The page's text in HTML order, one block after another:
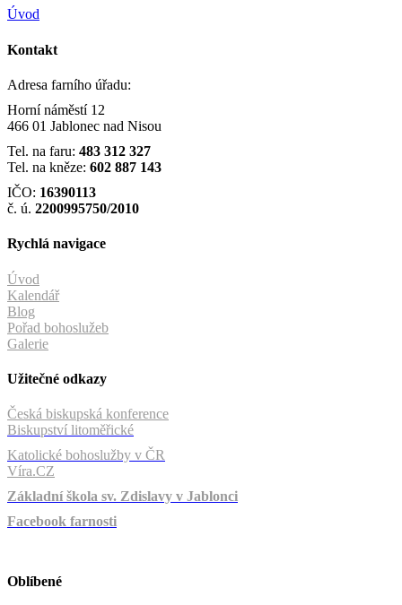
Úvod
Kontakt
Adresa farního úřadu:
Horní náměstí 12
466 01 Jablonec nad Nisou
Tel. na faru: 483 312 327
Tel. na kněze: 602 887 143
IČO: 16390113
č. ú. 2200995750/2010
Rychlá navigace
Úvod
Kalendář
Blog
Pořad bohoslužeb
Galerie
Užitečné odkazy
Česká biskupská konference
Biskupství litoměřické
Katolické bohoslužby v ČR
Víra.CZ
Základní škola sv. Zdislavy v Jablonci
Facebook farnosti
Oblíbené